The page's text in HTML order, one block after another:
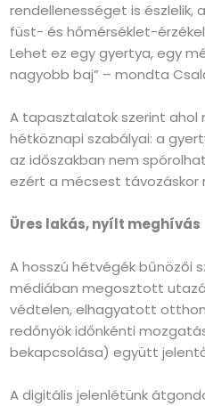
rendellenességet is észlelik,
füst- és hőmérséklet-
Lehet ez egy gyertya, egy
nagyobb baj” – mondta
A tapasztalatok szerint ahol
hétköznapi szabályai: a
az időszakban nem
ezért a mécsest távozáskor
Üres lakás, nyílt meghívás
A hosszú hétvégék bűnözői
médiában megosztott
védtelen, elhagyatott
redőnyök időnkénti
bekapcsolása) együtt
A digitális jelenlétünk